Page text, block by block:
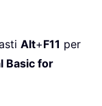
Alt+F11 per
Basic for